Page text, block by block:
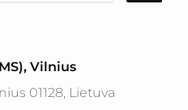
Vilnius
01128, Lietuva